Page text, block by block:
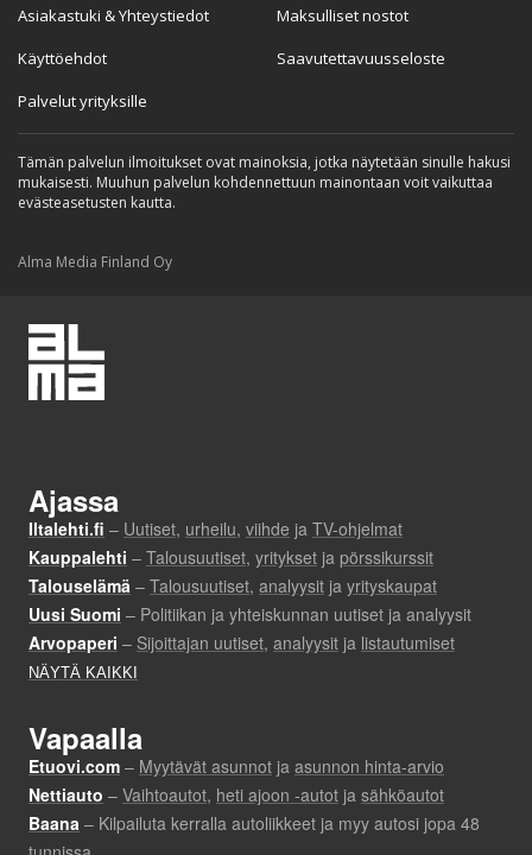
Asiakastuki & Yhteystiedot
Käyttöehdot
Palvelut yrityksille
Maksulliset nostot
Saavutettavuusseloste
Tämän palvelun ilmoitukset ovat mainoksia, jotka näytetään sinulle hakusi
mukaisesti. Muuhun palvelun kohdennettuun mainontaan voit vaikuttaa
evästeasetusten kautta.
Alma Media Finland Oy